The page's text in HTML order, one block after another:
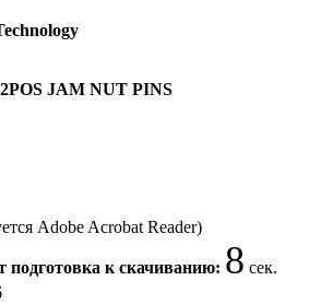
JAM NUT PINS
Adobe Acrobat Reader)
подготовка к скачиванию: 7 сек.